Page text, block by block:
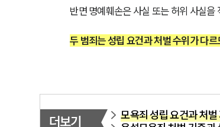
반면 명예훼손은 사실 또는 허위 사실
두 범죄는 성립 요건과 처벌 수위가 다
더보기
모욕죄 성립 요건과 처